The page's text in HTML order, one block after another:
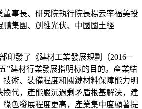
事長、研究院執行院長楊云率福美投
鵬集團、創維光伏、中國國土經
發了《建材工業發展規劃（2016－
”建材行業發展指明标的目的。產業結
術、裝備程度和關鍵材料保障能力明
換代，產能嚴沉過剩矛盾根基解決，建
綠色發展程度更高，產業集中度顯著提